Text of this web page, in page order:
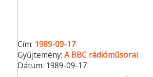
Cím: 1989-09-17
Gyűjtemény:A BBC rádióműsorai
Dátum: 1989-09-17